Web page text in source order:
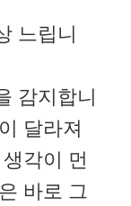
느립니
감지합니
달라져
각이 먼
바로 그